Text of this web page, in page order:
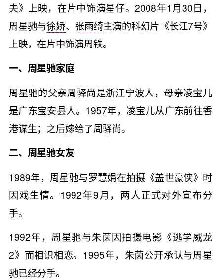
夫》上映，在片中饰演星仔。2008年1月30日，
周星驰与徐娇、 张雨绮主演的科幻片《长江7号》
上映，在片中饰演周铁。
一、周星驰家庭
周星驰的父亲周驿尚是浙江宁波人，母亲凌宝儿
是广东宝安县人。1957年，凌宝儿从广东前往香
港谋生；之后嫁给了周驿尚。
二、周星驰女友
1989年，周星驰与罗慧娟在拍摄《盖世豪侠》时
因戏生情。1992年9月，两人正式对外宣布分
手。
1992年，周星驰与朱茵因拍摄电影《逃学威龙
2》而相识相恋。1995年，朱茵公开承认与周星
驰已经分手。